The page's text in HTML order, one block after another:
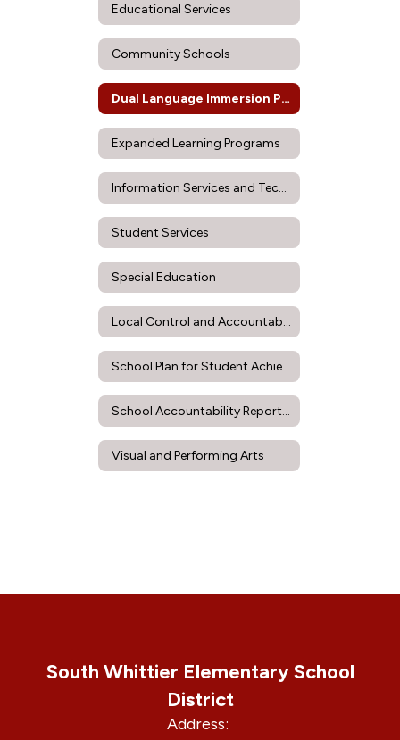
Educational Services
Community Schools
Dual Language Immersion Program
Expanded Learning Programs
Information Services and Technology
Student Services
Special Education
Local Control and Accountability Plan (LCAP)
School Plan for Student Achievement
School Accountability Report Card
Visual and Performing Arts
South Whittier Elementary School
District
Address: